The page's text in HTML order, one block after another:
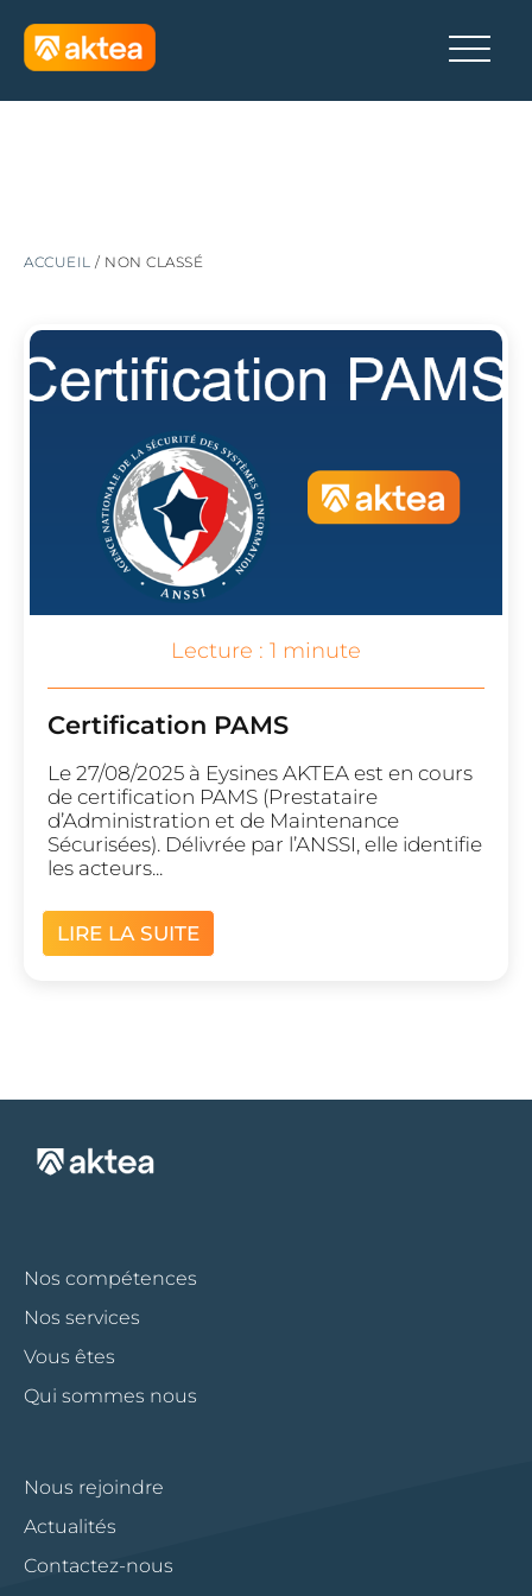
ACCUEIL / NON CLASSÉ
Lecture : 1 minute
Certification PAMS
Le 27/08/2025 à Eysines AKTEA est en cours
de certification PAMS (Prestataire
d’Administration et de Maintenance
Sécurisées). Délivrée par l’ANSSI, elle identifie
les acteurs...
LIRE LA SUITE
Nos compétences
Nos services
Vous êtes
Qui sommes nous
Nous rejoindre
Actualités
Contactez-nous